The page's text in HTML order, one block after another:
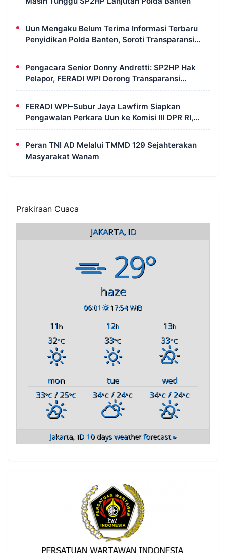
Uun Mengaku Belum Terima Informasi Terbaru
Penyidikan Polda Banten, Soroti Transparansi
Perkara
Pengacara Senior Donny Andretti: SP2HP Hak
Pelapor, FERADI WPI Dorong Transparansi
Perkara Uun
FERADI WPI–Subur Jaya Lawfirm Siapkan
Pengawalan Perkara Uun ke Komisi III DPR RI,
LPSK, Kompolnas dan Propam
Peran TNI AD Melalui TMMD 129 Sejahterakan
Masyarakat Wanam
Prakiraan Cuaca
JAKARTA, ID
29°
haze
06:01 17:54 WIB
11h 12h 13h
32°C 33°C 33°C
mon tue
wed
33°C / 25°C 34°C / 24°C 34°C/ 24°C
Jakarta, ID 10 days weather forecast ▸